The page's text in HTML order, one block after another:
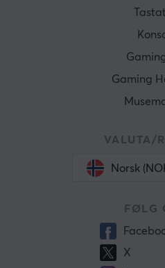
Gaming
VALUTA/
Norsk
FØLG
X